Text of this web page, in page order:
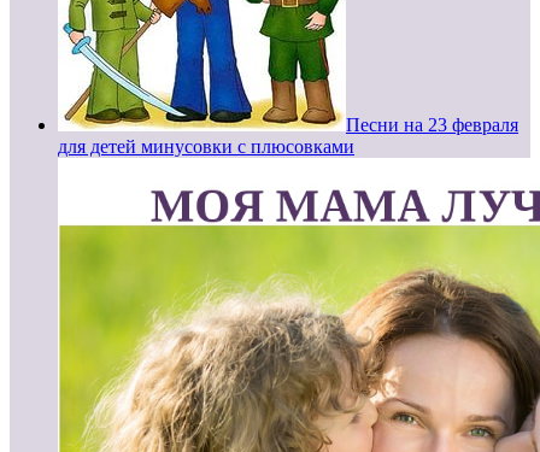
Песни на 23 февраля
для детей минусовки с плюсовками